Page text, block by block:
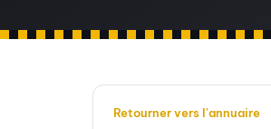
Retourner vers l'annuaire